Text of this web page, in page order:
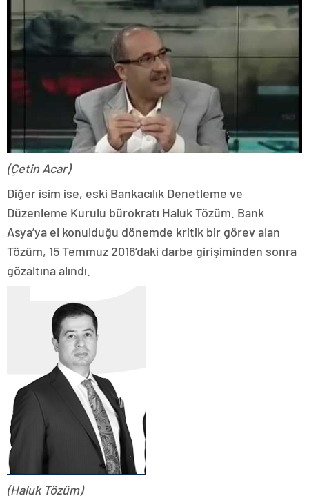
(Çetin Acar)
Diğer isim ise, eski Bankacılık Denetleme ve
Düzenleme Kurulu bürokratı Haluk Tözüm. Bank
Asya’ya el konulduğu dönemde kritik bir görev alan
Tözüm, 15 Temmuz 2016’daki darbe girişiminden sonra
gözaltına alındı.
(Haluk Tözüm)